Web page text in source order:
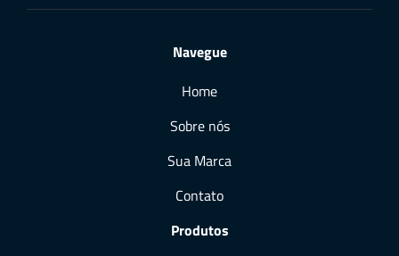
Navegue
Home
Sobre nós
Sua Marca
Contato
Produtos